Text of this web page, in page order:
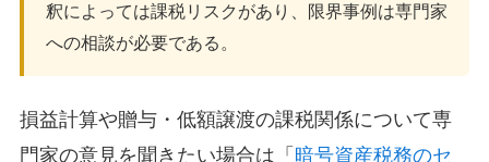
釈によっては課税リスクがあり、限界事例は専門家
への相談が必要である。
損益計算や贈与・低額譲渡の課税関係について専
門家の意見を聞きたい場合は「 暗号資産税務のセ